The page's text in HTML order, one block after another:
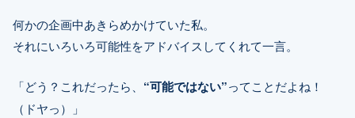
何かの企画中あきらめかけていた私。
それにいろいろ可能性をアドバイスしてくれて一言。
「どう？これだったら、 “可能ではない”ってことだよね！
（ドヤっ）」